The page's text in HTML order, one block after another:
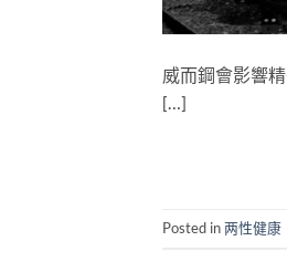
威而鋼會影響
[…]
Posted in两性健康